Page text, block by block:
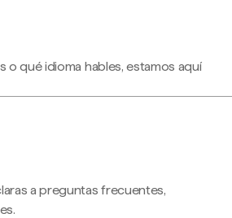
o qué idioma hables, estamos aquí
a preguntas frecuentes,